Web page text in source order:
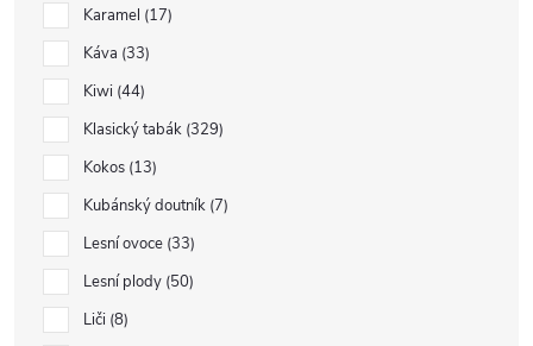
Karamel 17
Káva 33
Kiwi 44
Klasický tabák 329
Kokos 13
Kubánský doutník 7
Lesní ovoce 33
Lesní plody 50
Liči 8